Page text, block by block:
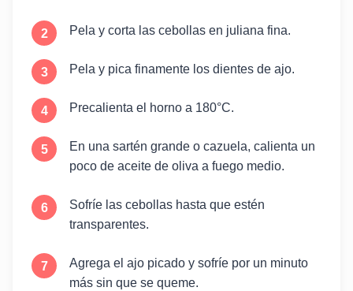
Pela y corta las cebollas en juliana fina.
Pela y pica finamente los dientes de ajo.
Precalienta el horno a 180°C.
En una sartén grande o cazuela, calienta un
poco de aceite de oliva a fuego medio.
Sofríe las cebollas hasta que estén
transparentes.
Agrega el ajo picado y sofríe por un minuto
más sin que se queme.